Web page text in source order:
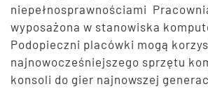
niepełnosprawnościami
wyposażona w stanowiska
Podopieczni placówki mogą
najnowocześniejszego sprzętu
konsoli do gier najnowszej